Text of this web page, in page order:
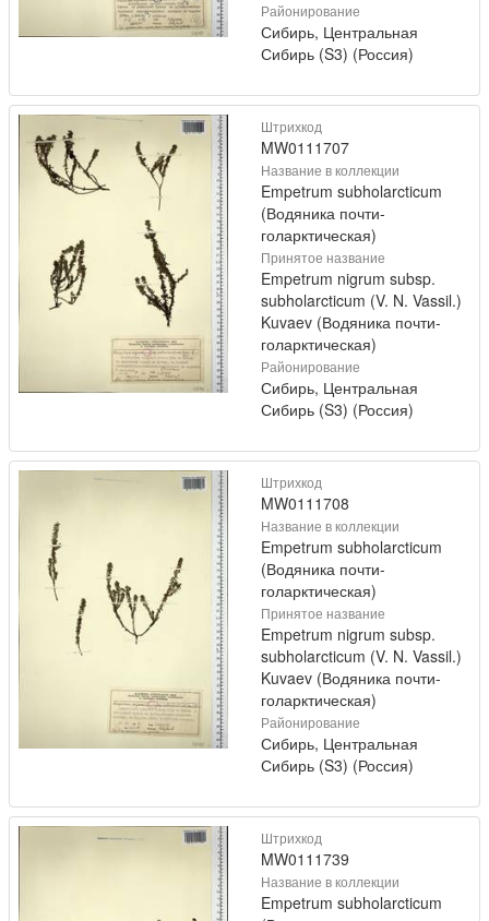
Районирование
Сибирь, Центральная
Сибирь (S3) (Россия)
Штрихкод
MW0111707
Название в коллекции
Empetrum subholarcticum
(Водяника почти-
голарктическая)
Принятое название
Empetrum nigrum subsp.
subholarcticum (V. N. Vassil.)
Kuvaev (Водяника почти-
голарктическая)
Районирование
Сибирь, Центральная
Сибирь (S3) (Россия)
Штрихкод
MW0111708
Название в коллекции
Empetrum subholarcticum
(Водяника почти-
голарктическая)
Принятое название
Empetrum nigrum subsp.
subholarcticum (V. N. Vassil.)
Kuvaev (Водяника почти-
голарктическая)
Районирование
Сибирь, Центральная
Сибирь (S3) (Россия)
Штрихкод
MW0111739
Название в коллекции
Empetrum subholarcticum